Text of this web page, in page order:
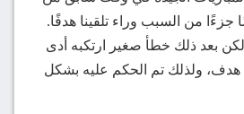
جزءًا من السبب وراء تلقينا هدفًا.
بعد ذلك خطأ صغير ارتكبه أدى
هدف، ولذلك تم الحكم عليه بشكل